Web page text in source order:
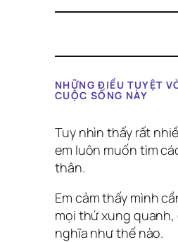
NHỮNG ĐIỀU TUYỆT
CUỘC SỐNG NÀY
Tuy nhìn thấy rất
em luôn muốn tìm
thân.
Em cảm thấy mình
mọi thứ xung
nghĩa như thế nào.